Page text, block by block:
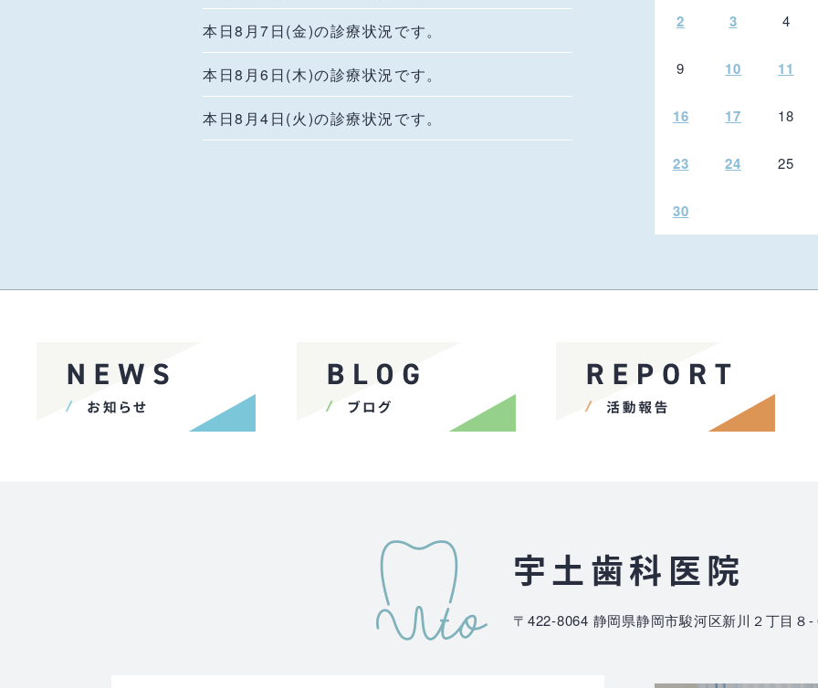
本日8月7日(金)の診療状況です。
本日8月6日(木)の診療状況です。
本日8月4日(火)の診療状況です。
2 3 4
9 10 11
16 17 18
23 24 25
30
宇土歯科医院
〒422-8064 静岡県静岡市駿河区新川２丁目８-